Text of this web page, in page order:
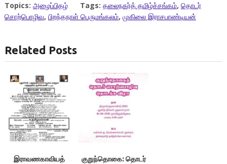
Topics: அழைப்பிதழ் Tags: தலைநகர்த் தமிழ்ச்சங்கம், தொடர்
சொற்பொழிவு, பிறந்தநாள் பெருமங்கலம், முகிலை இராசபாண்டியன்
Related Posts
இராவணகாவியத்
குறுந்தொகை: தொடர்